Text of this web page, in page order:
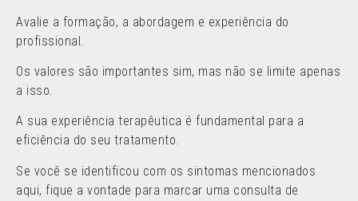
Avalie a formação, a abordagem e experiência do
profissional.
Os valores são importantes sim, mas não se limite apenas
a isso.
A sua experiência terapêutica é fundamental para a
eficiência do seu tratamento.
Se você se identificou com os sintomas mencionados
aqui, fique a vontade para marcar uma consulta de